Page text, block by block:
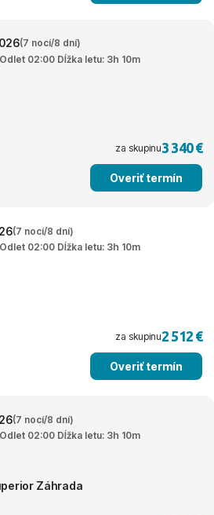
(7 nocí/8 dní)
Odlet 02:00 Dĺžka letu: 3h 10m
za skupinu3 340 €
Overiť termín
(7 nocí/8 dní)
Odlet 02:00 Dĺžka letu: 3h 10m
za skupinu2 512 €
Overiť termín
(7 nocí/8 dní)
Odlet 02:00 Dĺžka letu: 3h 10m
Záhrada